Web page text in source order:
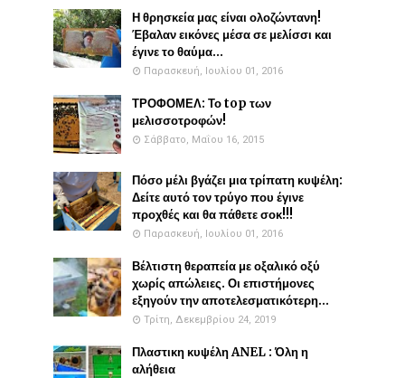
Η θρησκεία μας είναι ολοζώντανη!
Έβαλαν εικόνες μέσα σε μελίσσι και
έγινε το θαύμα...
Παρασκευή, Ιουλίου 01, 2016
ΤΡΟΦΟΜΕΛ: Το top των
μελισσοτροφών!
Σάββατο, Μαΐου 16, 2015
Πόσο μέλι βγάζει μια τρίπατη κυψέλη:
Δείτε αυτό τον τρύγο που έγινε
προχθές και θα πάθετε σοκ!!!
Παρασκευή, Ιουλίου 01, 2016
Βέλτιστη θεραπεία με οξαλικό οξύ
χωρίς απώλειες. Οι επιστήμονες
εξηγούν την αποτελεσματικότερη...
Τρίτη, Δεκεμβρίου 24, 2019
Πλαστικη κυψέλη ANEL : Όλη η
αλήθεια